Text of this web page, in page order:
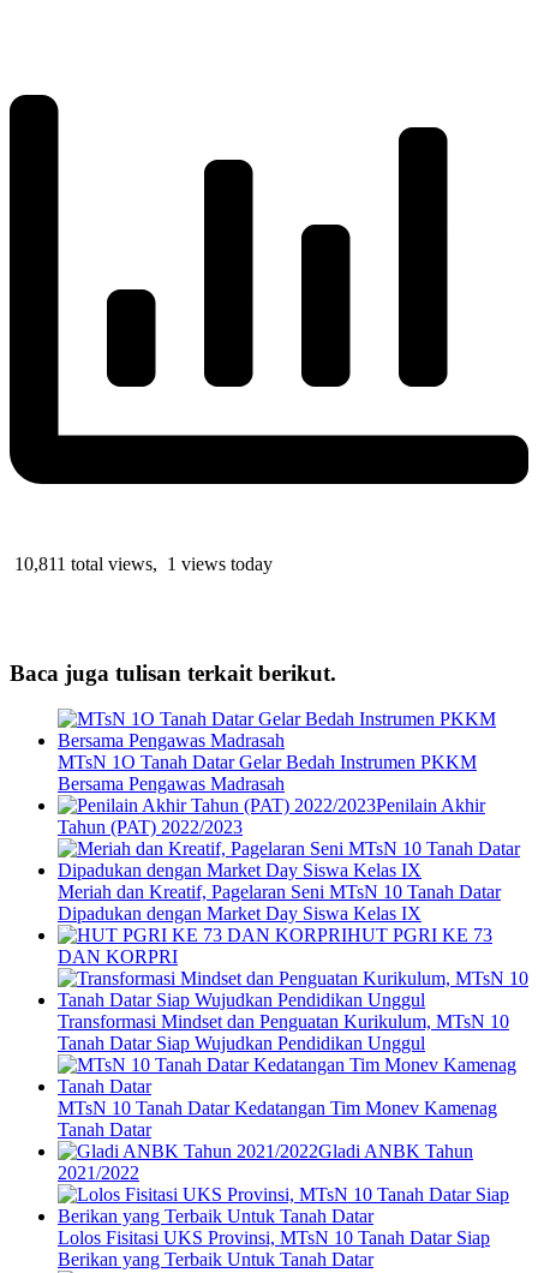
10,811 total views, 1 views today
Baca juga tulisan terkait berikut.
MTsN 1O Tanah Datar Gelar Bedah Instrumen PKKM
Bersama Pengawas Madrasah
Penilain Akhir
Tahun (PAT) 2022/2023
Meriah dan Kreatif, Pagelaran Seni MTsN 10 Tanah Datar
Dipadukan dengan Market Day Siswa Kelas IX
HUT PGRI KE 73
DAN KORPRI
Transformasi Mindset dan Penguatan Kurikulum, MTsN 10
Tanah Datar Siap Wujudkan Pendidikan Unggul
MTsN 10 Tanah Datar Kedatangan Tim Monev Kamenag
Tanah Datar
Gladi ANBK Tahun
2021/2022
Lolos Fisitasi UKS Provinsi, MTsN 10 Tanah Datar Siap
Berikan yang Terbaik Untuk Tanah Datar